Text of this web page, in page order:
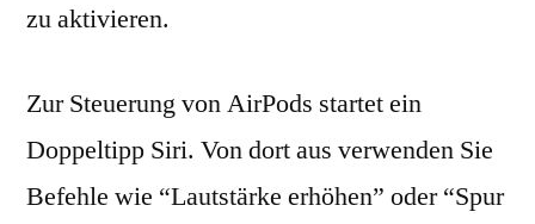
zu aktivieren.
Zur Steuerung von AirPods startet ein
Doppeltipp Siri. Von dort aus verwenden Sie
Befehle wie “Lautstärke erhöhen” oder “Spur